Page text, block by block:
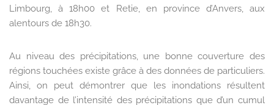
Limbourg, à 18h00 et Retie, en province d’Anvers, aux
alentours de 18h30.
Au niveau des précipitations, une bonne couverture des
régions touchées existe grâce à des données de particuliers.
Ainsi, on peut démontrer que les inondations résultent
davantage de l’intensité des précipitations que d’un cumul